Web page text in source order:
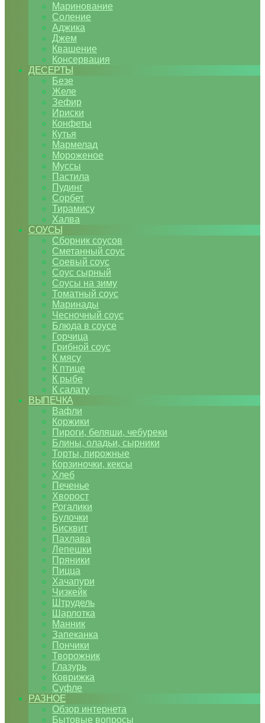
Маринование
Соление
Аджика
Джем
Квашение
Консервация
ДЕСЕРТЫ
Безе
Желе
Зефир
Ириски
Конфеты
Кутья
Мармелад
Мороженое
Муссы
Пастила
Пудинг
Сорбет
Тирамису
Халва
СОУСЫ
Сборник соусов
Сметанный соус
Соевый соус
Соус сырный
Соусы на зиму
Томатный соус
Маринады
Чесночный соус
Блюда в соусе
Горчица
Грибной соус
К мясу
К птице
К рыбе
К салату
ВЫПЕЧКА
Вафли
Коржики
Пироги, беляши, чебуреки
Блины, оладьи, сырники
Торты, пирожные
Корзиночки, кексы
Хлеб
Печенье
Хворост
Рогалики
Булочки
Бисквит
Пахлава
Лепешки
Пряники
Пицца
Хачапури
Чизкейк
Штрудель
Шарлотка
Манник
Запеканка
Пончики
Творожник
Глазурь
Коврижка
Суфле
РАЗНОЕ
Обзор интернета
Бытовые вопросы